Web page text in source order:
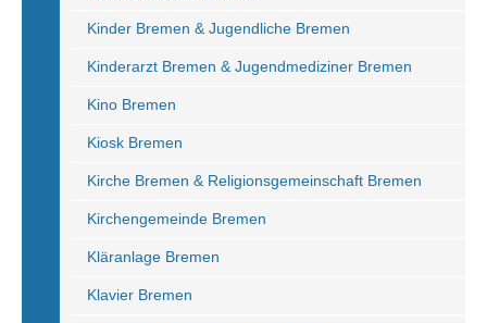
Kinder Bremen & Jugendliche Bremen
Kinderarzt Bremen & Jugendmediziner Bremen
Kino Bremen
Kiosk Bremen
Kirche Bremen & Religionsgemeinschaft Bremen
Kirchengemeinde Bremen
Kläranlage Bremen
Klavier Bremen